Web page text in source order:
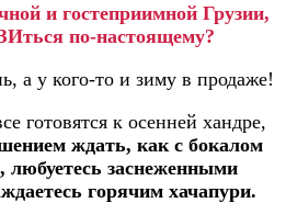
и гостеприимной Грузии,
по-настоящему?
а у кого-то и зиму в продаже!
готовятся к осенней хандре,
ждать, как с бокалом
любуетесь заснеженными
горячим хачапури.